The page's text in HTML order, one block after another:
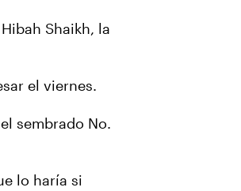
Shaikh, la
el viernes.
sembrado No.
lo haría si